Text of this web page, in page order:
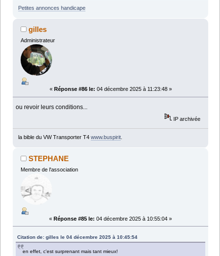
Petites annonces handicape
gilles
Administrateur
« Réponse #86 le: 04 décembre 2025 à 11:23:48 »
ou revoir leurs conditions...
IP archivée
la bible du VW Transporter T4 www.buspirit.
STEPHANE
Membre de l'association
« Réponse #85 le: 04 décembre 2025 à 10:55:04 »
Citation de: gilles le 04 décembre 2025 à 10:45:54
en effet, c'est surprenant mais tant mieux!